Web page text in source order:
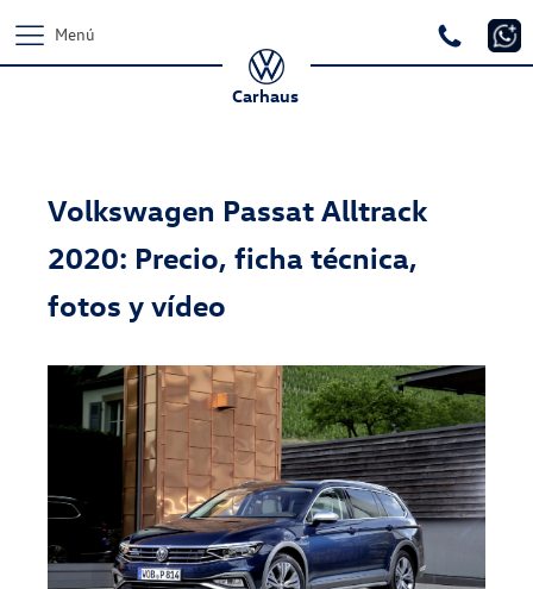
Menú
Carhaus
Volkswagen Passat Alltrack
2020: Precio, ficha técnica,
fotos y vídeo